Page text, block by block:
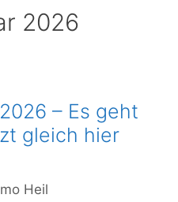
2026
– Es geht
gleich hier
Heil